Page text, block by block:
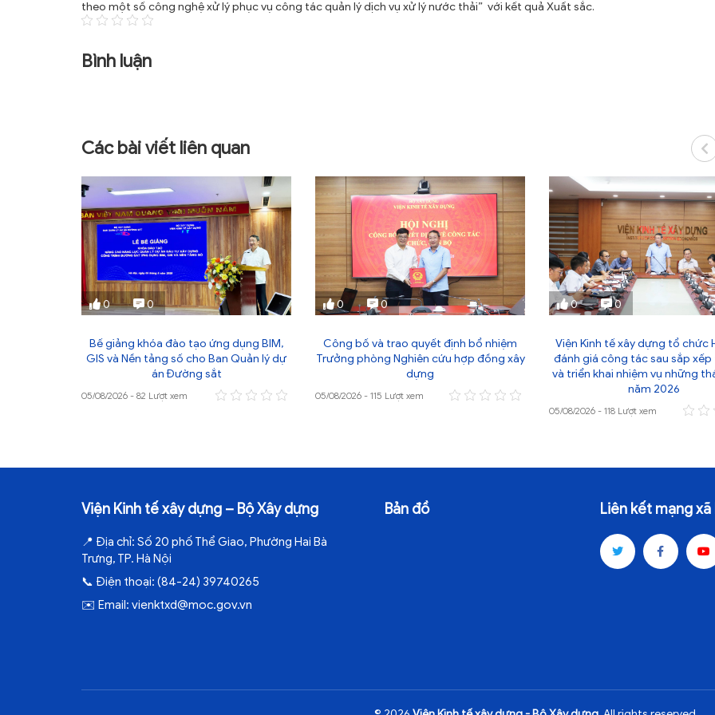
theo một số công nghệ xử lý phục vụ công tác quản lý dịch vụ xử lý nước thải” với kết quả Xuất sắc.
Bình luận
Các bài viết liên quan
0 0
Bế giảng khóa đào tạo ứng dụng BIM,
GIS và Nền tảng số cho Ban Quản lý dự
án Đường sắt
05/08/2026 - 82 Lượt xem
0 0
Công bố và trao quyết định bổ nhiệm
Trưởng phòng Nghiên cứu hợp đồng xây
dựng
05/08/2026 - 115 Lượt xem
0 0
Viện Kinh tế xây dựng tổ chức
đánh giá công tác sau sắp
và triển khai nhiệm vụ những
năm 2026
05/08/2026 - 118 Lượt xem
Viện Kinh tế xây dựng – Bộ Xây dựng
📍 Địa chỉ: Số 20 phố Thể Giao, Phường Hai Bà
Trưng, TP. Hà Nội
📞 Điện thoại: (84-24) 39740265
✉️ Email: vienktxd@moc.gov.vn
Bản đồ Liên kết mạng xã